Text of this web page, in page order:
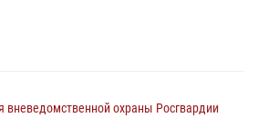
вневедомственной охраны Росгвардии